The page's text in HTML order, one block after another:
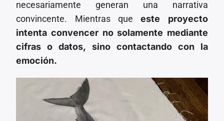
necesariamente generan una narrativa
convincente. Mientras queeste proyecto
intenta convencer no solamente mediante
cifras o datos, sino contactando con la
emoción.